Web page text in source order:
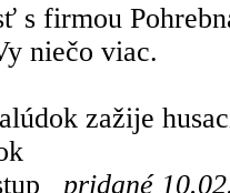
s firmou
niečo viac.
zažije
pridané